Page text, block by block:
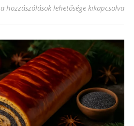
Egyszerű bejgli recept, amit mindenki
a hozzászólások lehetősége kikapcsolva